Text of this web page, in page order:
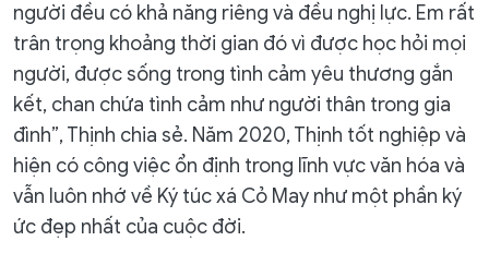
người đều có khả năng riêng và đều nghị lực. Em rất
trân trọng khoảng thời gian đó vì được học hỏi mọi
người, được sống trong tình cảm yêu thương gắn
kết, chan chứa tình cảm như người thân trong gia
đình”, Thịnh chia sẻ. Năm 2020, Thịnh tốt nghiệp và
hiện có công việc ổn định trong lĩnh vực văn hóa và
vẫn luôn nhớ về Ký túc xá Cỏ May như một phần ký
ức đẹp nhất của cuộc đời.